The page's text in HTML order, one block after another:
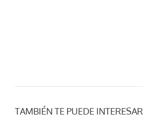
TAMBIÉN TE PUEDE INTERESAR